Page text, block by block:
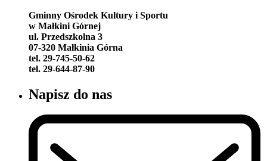
Gminny Ośrodek Kultury i Sportu
w Małkini Górnej
ul. Przedszkolna 3
07-320 Małkinia Górna
tel. 29-745-50-62
tel. 29-644-87-90
Napisz do nas